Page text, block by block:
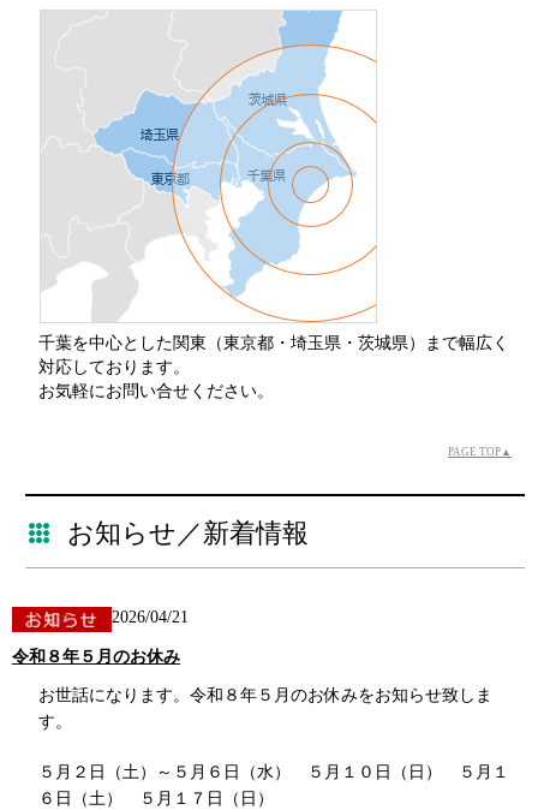
千葉を中心とした関東（東京都・埼玉県・茨城県）まで幅広く
対応しております。
お気軽にお問い合せください。
PAGE TOP▲
お知らせ／新着情報
2026/04/21
令和８年５月のお休み
お世話になります。令和８年５月のお休みをお知らせ致しま
す。
５月２日（土）～５月６日（水） ５月１０日（日） ５月１
６日（土） ５月１７日（日）